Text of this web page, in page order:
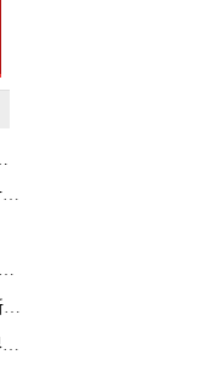
准撬动长三角智造协同
探访国家蛋白质科学研究（上海）设施：想要什么蛋白 AI直接设计合成
局，一颗火龙果如何造就沪上乡村特色产业化路径
AI观赛来了！这场移动通信行业盛会解锁视听新玩法
2026年世界移动通信大会：以移动智能勾勒无界普惠新愿景